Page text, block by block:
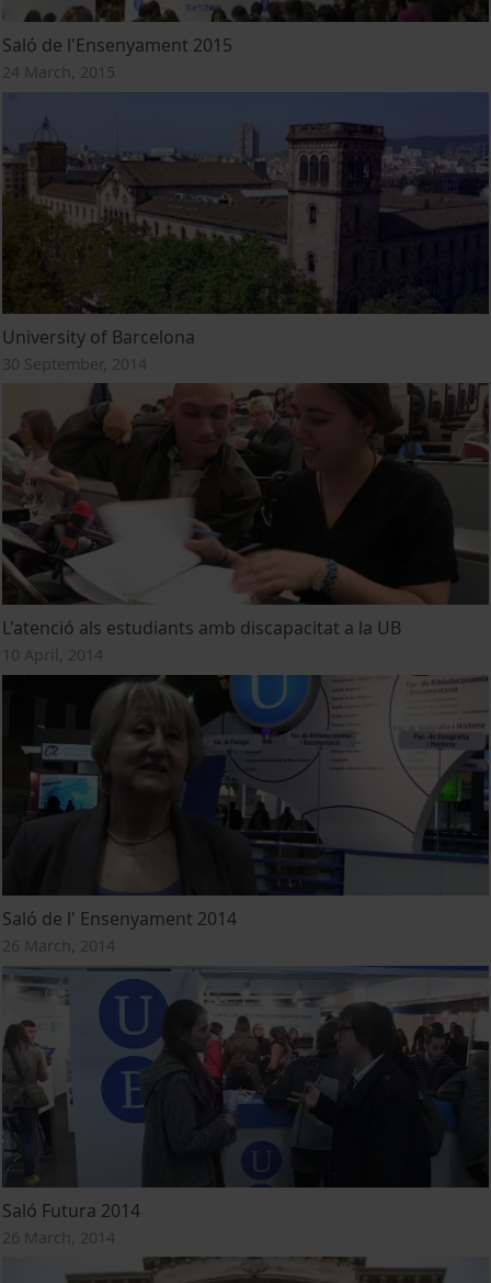
Saló de l'Ensenyament 2015
24 March, 2015
University of Barcelona
30 September, 2014
L'atenció als estudiants amb discapacitat a la UB
10 April, 2014
Saló de l' Ensenyament 2014
26 March, 2014
Saló Futura 2014
26 March, 2014